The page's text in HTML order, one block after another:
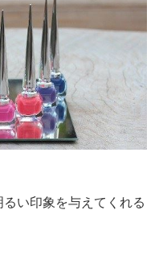
い印象を与えてくれる